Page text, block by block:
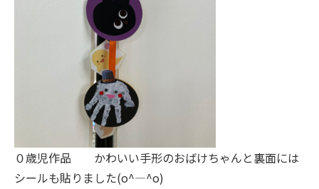
０歳児作品 かわいい手形のおばけちゃんと裏面には
シールも貼りました(o^―^o)